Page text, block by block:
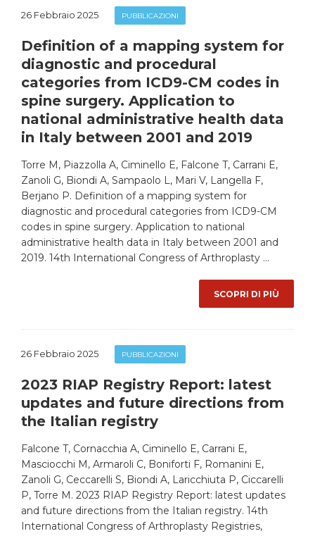
26 Febbraio 2025 PUBBLICAZIONI
Definition of a mapping system for
diagnostic and procedural
categories from ICD9-CM codes in
spine surgery. Application to
national administrative health data
in Italy between 2001 and 2019
Torre M, Piazzolla A, Ciminello E, Falcone T, Carrani E,
Zanoli G, Biondi A, Sampaolo L, Mari V, Langella F,
Berjano P. Definition of a mapping system for
diagnostic and procedural categories from ICD9-CM
codes in spine surgery. Application to national
administrative health data in Italy between 2001 and
2019. 14th International Congress of Arthroplasty …
SCOPRI DI PIÙ
26 Febbraio 2025 PUBBLICAZIONI
2023 RIAP Registry Report: latest
updates and future directions from
the Italian registry
Falcone T, Cornacchia A, Ciminello E, Carrani E,
Masciocchi M, Armaroli C, Boniforti F, Romanini E,
Zanoli G, Ceccarelli S, Biondi A, Laricchiuta P, Ciccarelli
P, Torre M. 2023 RIAP Registry Report: latest updates
and future directions from the Italian registry. 14th
International Congress of Arthroplasty Registries,